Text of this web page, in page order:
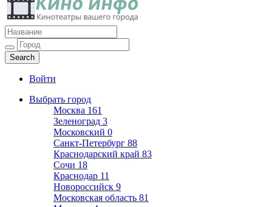
Кино инфо
Кинотеатры вашего города
Войти
Выбрать город
Москва 161
Зеленоград 3
Московский 0
Санкт-Петербург 88
Краснодарский край 83
Сочи 18
Краснодар 11
Новороссийск 9
Московская область 81